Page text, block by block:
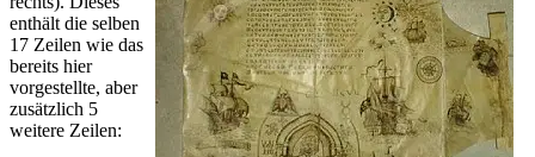
enthält die selben
17 Zeilen wie das
bereits hier
vorgestellte, aber
zusätzlich 5
weitere Zeilen: